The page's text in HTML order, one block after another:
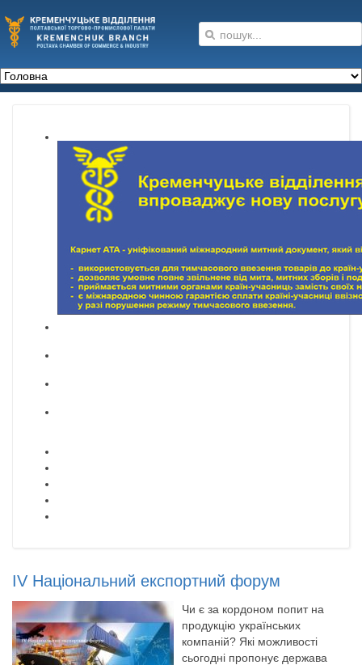
IV Національний експортний форум
Чи є за кордоном попит на
продукцію українських
компаній? Які можливості
сьогодні пропонує держава